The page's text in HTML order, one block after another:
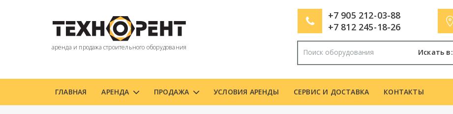
аренда и продажа строительного оборудования
+7 905 212-03-88
+7 812 245-18-26
Искать в:
ГЛАВНАЯ АРЕНДА ПРОДАЖА УСЛОВИЯ АРЕНДЫ СЕРВИС И ДОСТАВКА КОНТАКТЫ